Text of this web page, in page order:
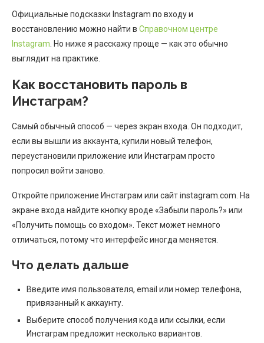
Официальные подсказки Instagram по входу и
восстановлению можно найти в Справочном центре
Instagram. Но ниже я расскажу проще — как это обычно
выглядит на практике.
Как восстановить пароль в
Инстаграм?
Самый обычный способ — через экран входа. Он подходит,
если вы вышли из аккаунта, купили новый телефон,
переустановили приложение или Инстаграм просто
попросил войти заново.
Откройте приложение Инстаграм или сайт instagram.com. На
экране входа найдите кнопку вроде «Забыли пароль?» или
«Получить помощь со входом». Текст может немного
отличаться, потому что интерфейс иногда меняется.
Что делать дальше
Введите имя пользователя, email или номер телефона,
привязанный к аккаунту.
Выберите способ получения кода или ссылки, если
Инстаграм предложит несколько вариантов.